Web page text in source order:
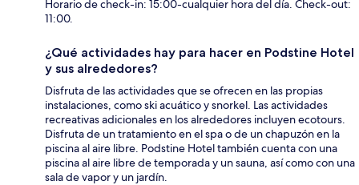
Horario de check-in: 15:00-cualquier hora del día. Check-out:
11:00.
¿Qué actividades hay para hacer en Podstine Hotel
y sus alrededores?
Disfruta de las actividades que se ofrecen en las propias
instalaciones, como ski acuático y snorkel. Las actividades
recreativas adicionales en los alrededores incluyen ecotours.
Disfruta de un tratamiento en el spa o de un chapuzón en la
piscina al aire libre. Podstine Hotel también cuenta con una
piscina al aire libre de temporada y un sauna, así como con una
sala de vapor y un jardín.